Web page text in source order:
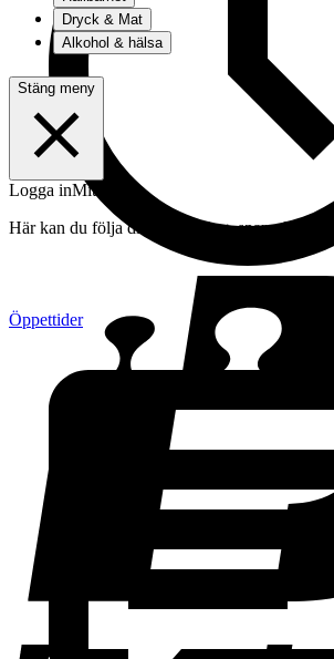
Öppettider
Dryck & Mat
Alkohol & hälsa
Stäng meny
Logga inMitt konto
Här kan du följa din beställning, spara